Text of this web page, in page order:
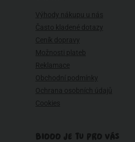
Výhody nákupu u nás
Často kladené dotazy
Ceník dopravy
Možnosti plateb
Reklamace
Obchodní podmínky
Ochrana osobních údajů
Cookies
BIOOO JE TU PRO VÁS